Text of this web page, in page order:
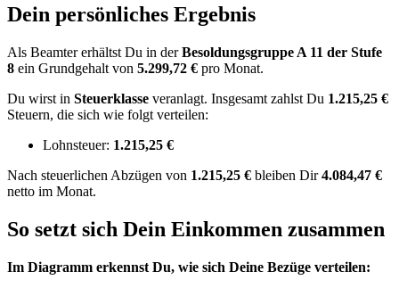
Dein persönliches Ergebnis
Als Beamter erhältst Du in derBesoldungsgruppe A 11 der Stufe
8 ein Grundgehalt von 5.299,72 € pro Monat.
Du wirst in Steuerklasse veranlagt. Insgesamt zahlst Du 1.215,25 €
Steuern, die sich wie folgt verteilen:
Lohnsteuer: 1.215,25 €
Nach steuerlichen Abzügen von 1.215,25 € bleiben Dir4.084,47 €
netto im Monat.
So setzt sich Dein Einkommen zusammen
Im Diagramm erkennst Du, wie sich Deine Bezüge verteilen: